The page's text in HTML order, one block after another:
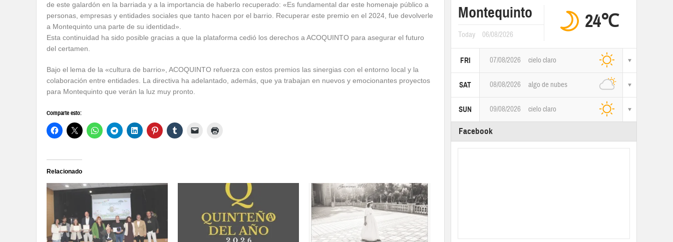
de este galardón en la barriada y a la importancia de haberlo recuperado: «Es fundamental dar este homenaje público a
personas, empresas y entidades sociales que tanto hacen por el barrio. Recuperar este premio en el 2024, fue devolverle
a Montequinto una parte de su identidad».
Esta continuidad ha sido posible gracias a que la plataforma cedió los derechos a ACOQUINTO para asegurar el futuro
del certamen.
Bajo el lema de la «cultura de barrio», ACOQUINTO refuerza con estos premios las sinergias con el entorno local y la
colaboración entre entidades. La directiva ha adelantado, además, que ya trabajan en nuevos y emocionantes proyectos
para Montequinto que verán la luz muy pronto.
Comparte esto:
Relacionado
Montequinto
Today 06/08/2026
24℃
FRI 07/08/2026 cielo claro
SAT 08/08/2026 algo de nubes
SUN 09/08/2026 cielo claro
Facebook